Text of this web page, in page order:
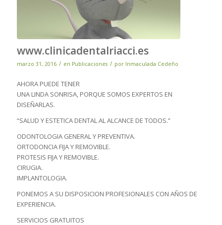
www.clinicadentalriacci.es
marzo 31, 2016 / en Publicaciones / por Inmaculada Cedeño
AHORA PUEDE TENER
UNA LINDA SONRISA, PORQUE SOMOS EXPERTOS EN
DISEÑARLAS.
“SALUD Y ESTETICA DENTAL AL ALCANCE DE TODOS.”
ODONTOLOGIA GENERAL Y PREVENTIVA.
ORTODONCIA FIJA Y REMOVIBLE.
PROTESIS FIJA Y REMOVIBLE.
CIRUGIA.
IMPLANTOLOGIA.
PONEMOS A SU DISPOSICION PROFESIONALES CON AÑOS DE
EXPERIENCIA.
SERVICIOS GRATUITOS